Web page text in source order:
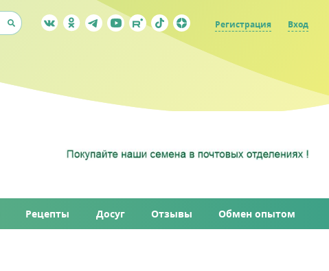
Регистрация Вход
Рецепты Досуг Отзывы Обмен опытом